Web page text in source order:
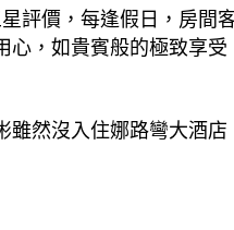
評價，每逢假日，房間
心，如貴賓般的極致享
然沒入住娜路彎大酒店